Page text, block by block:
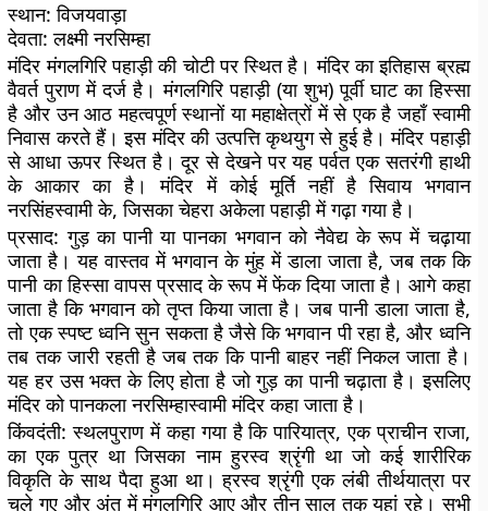
स्थान: विजयवाड़ा
देवता: लक्ष्मी नरसिम्हा
मंदिर मंगलगिरि पहाड़ी की चोटी पर स्थित है। मंदिर का इतिहास ब्रह्म
वैवर्त पुराण में दर्ज है। मंगलगिरि पहाड़ी (या शुभ) पूर्वी घाट का हिस्सा
है और उन आठ महत्वपूर्ण स्थानों या महाक्षेत्रों में से एक है जहाँ स्वामी
निवास करते हैं। इस मंदिर की उत्पत्ति कृथयुग से हुई है। मंदिर पहाड़ी
से आधा ऊपर स्थित है। दूर से देखने पर यह पर्वत एक सतरंगी हाथी
के आकार का है। मंदिर में कोई मूर्ति नहीं है सिवाय भगवान
नरसिंहस्वामी के, जिसका चेहरा अकेला पहाड़ी में गढ़ा गया है।
प्रसाद: गुड़ का पानी या पानका भगवान को नैवेद्य के रूप में चढ़ाया
जाता है। यह वास्तव में भगवान के मुंह में डाला जाता है, जब तक कि
पानी का हिस्सा वापस प्रसाद के रूप में फेंक दिया जाता है। आगे कहा
जाता है कि भगवान को तृप्त किया जाता है। जब पानी डाला जाता है,
तो एक स्पष्ट ध्वनि सुन सकता है जैसे कि भगवान पी रहा है, और ध्वनि
तब तक जारी रहती है जब तक कि पानी बाहर नहीं निकल जाता है।
यह हर उस भक्त के लिए होता है जो गुड़ का पानी चढ़ाता है। इसलिए
मंदिर को पानकला नरसिम्हास्वामी मंदिर कहा जाता है।
किंवदंती: स्थलपुराण में कहा गया है कि पारियात्र, एक प्राचीन राजा,
का एक पुत्र था जिसका नाम हुरस्व श्रृंगी था जो कई शारीरिक
विकृति के साथ पैदा हुआ था। ह्रस्व श्रृंगी एक लंबी तीर्थयात्रा पर
चले गए और अंत में मंगलगिरि आए और तीन साल तक यहां रहे। सभी